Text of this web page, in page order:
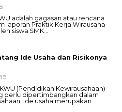
adalah gagasan atau rencana
laporan Praktik Kerja Wirausaha
siswa SMK…
Ide Usaha dan Risikonya
(Pendidikan Kewirausahaan)
perlu dipertimbangkan dalam
Ide usaha merupakan